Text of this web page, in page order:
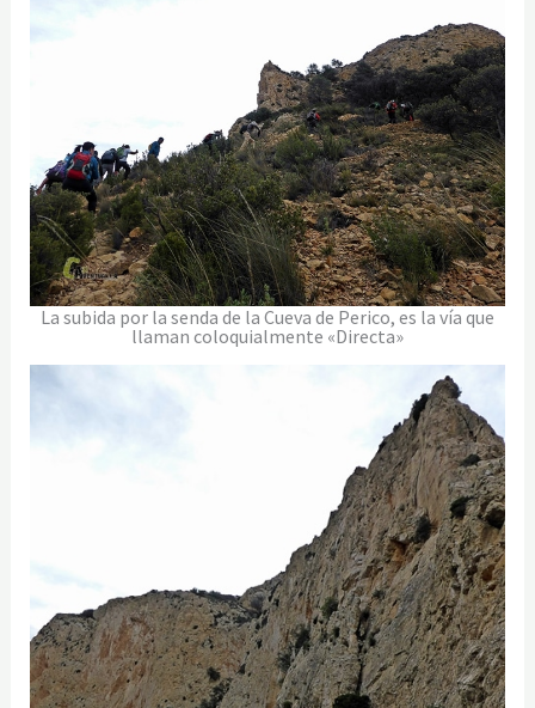
La subida por la senda de la Cueva de Perico, es la vía que
llaman coloquialmente «Directa»